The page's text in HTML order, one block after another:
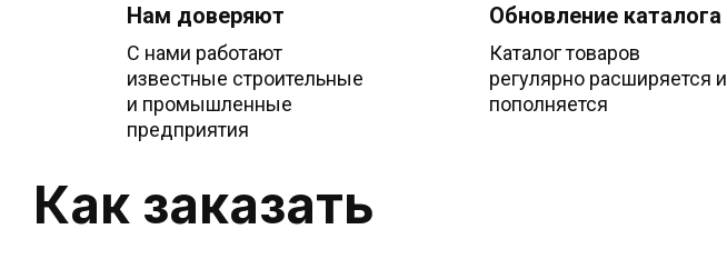
Нам доверяют
С нами работают
известные строительные
и промышленные
предприятия
Обновление каталога
Каталог товаров
регулярно расширяется и
пополняется
Как заказать